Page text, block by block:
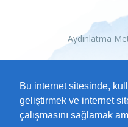
Bu internet sitesinde,
geliştirmek ve internet
çalışmasını sağlamak
Aydınlatma